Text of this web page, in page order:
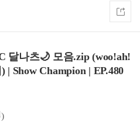
달나츠🌙 모음.zip (woo!ah!
Show Champion | EP.480